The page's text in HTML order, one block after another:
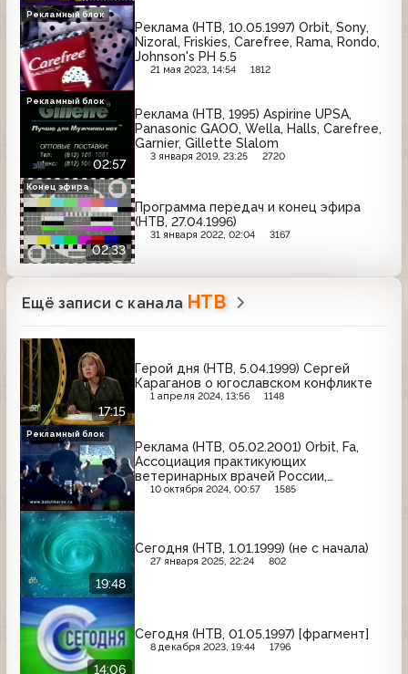
Реклама (НТВ, 10.05.1997) Orbit, Sony,
Nizoral, Friskies, Carefree, Rama, Rondo,
Johnson's PH 5.5
21 мая 2023, 14:54 1812
Рекламный блок
02:57
Реклама (НТВ, 1995) Aspirine UPSA,
Panasonic GAOO, Wella, Halls, Carefree,
Garnier, Gillette Slalom
3 января 2019, 23:25 2720
Рекламный блок
02:33
Программа передач и конец эфира
(НТВ, 27.04.1996)
31 января 2022, 02:04 3167
Конец эфира
Ещё записи с канала НТВ
17:15
Герой дня (НТВ, 5.04.1999) Сергей
Караганов о югославском конфликте
1 апреля 2024, 13:56 1148
Реклама (НТВ, 05.02.2001) Orbit, Fa,
Ассоциация практикующих
ветеринарных врачей России,
Schauma, Бочкарёв, Old Spice,
10 октября 2024, 00:57 1585
Рекламный блок
19:48
Сегодня (НТВ, 1.01.1999) (не с начала)
27 января 2025, 22:24 802
14:06
Сегодня (НТВ, 01.05.1997) [фрагмент]
8 декабря 2023, 19:44 1796